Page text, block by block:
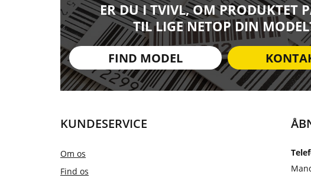
ER DU I TVIVL, OM PRODUKTET
TIL LIGE NETOP DIN
FIND MODEL
KUNDESERVICE
Om os
Find os